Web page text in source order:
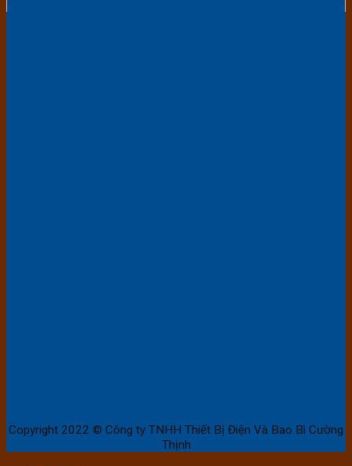
Copyright 2022 © Công ty TNHH Thiết Bị Điện Và Bao Bì Cường
Thịnh